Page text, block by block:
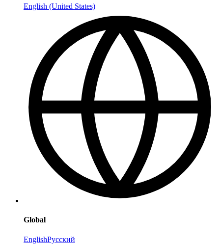
English (United States)
Global
EnglishРусский